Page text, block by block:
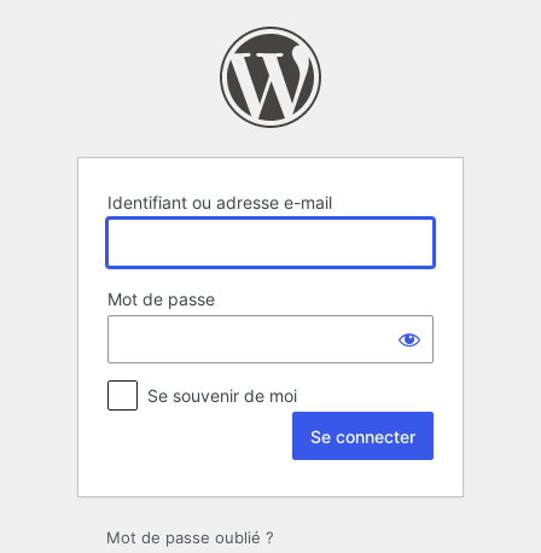
Identifiant ou adresse e-mail
Mot de passe
Se souvenir de moi
Mot de passe oublié ?